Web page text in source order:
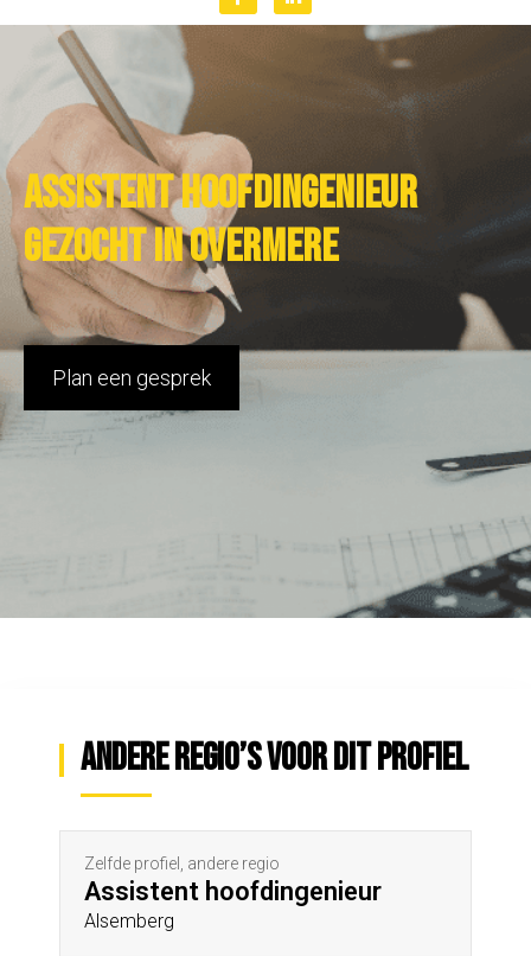
Assistent hoofdingenieur
gezocht in Overmere
Plan een gesprek
Andere regio’s voor dit profiel
Zelfde profiel, andere regio
Assistent hoofdingenieur
Alsemberg